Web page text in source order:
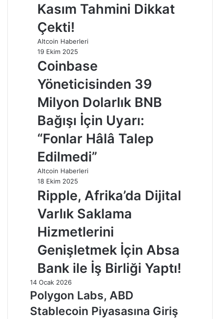
Kasım Tahmini Dikkat
Çekti!
Altcoin Haberleri
19 Ekim 2025
Coinbase
Yöneticisinden 39
Milyon Dolarlık BNB
Bağışı İçin Uyarı:
“Fonlar Hâlâ Talep
Edilmedi”
Altcoin Haberleri
18 Ekim 2025
Ripple, Afrika’da Dijital
Varlık Saklama
Hizmetlerini
Genişletmek İçin Absa
Bank ile İş Birliği Yaptı!
14 Ocak 2026
Polygon Labs, ABD
Stablecoin Piyasasına Giriş